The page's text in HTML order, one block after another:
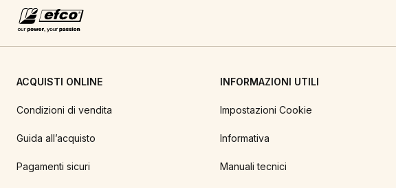
ACQUISTI ONLINE
Condizioni di vendita
Guida all’acquisto
Pagamenti sicuri
INFORMAZIONI UTILI
Impostazioni Cookie
Informativa
Manuali tecnici